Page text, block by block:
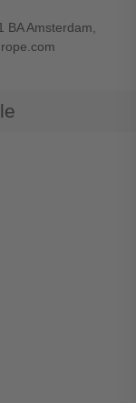
Amsterdam,